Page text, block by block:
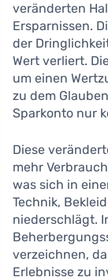
veränderten
Ersparnissen.
der
Wert verliert.
um einen
zu dem
Sparkonto nur
Diese
mehr
was sich in
Technik,
niederschlägt.
verzeichnen,
Erlebnisse zu